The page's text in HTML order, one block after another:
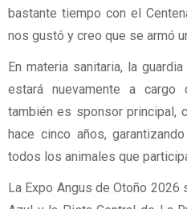
bastante tiempo con el
nos gustó y creo que se armó
En materia sanitaria, la
estará nuevamente a cargo
también es sponsor principal,
hace cinco años,
todos los animales que
La Expo Angus de Otoño